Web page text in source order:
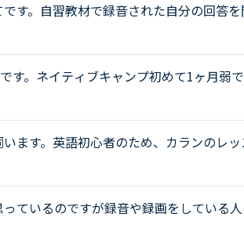
す。自習教材で録音された自分の回答を
は私の声が小さいのか、マイクが上手く
す。ネイティブキャンプ初めて1ヶ月弱
ーンツと思っていたのですが先生がアー
ます。英語初心者のため、カランのレ
と思っています。自分の発音を聞くこと
ているのですが録音や録画をしている